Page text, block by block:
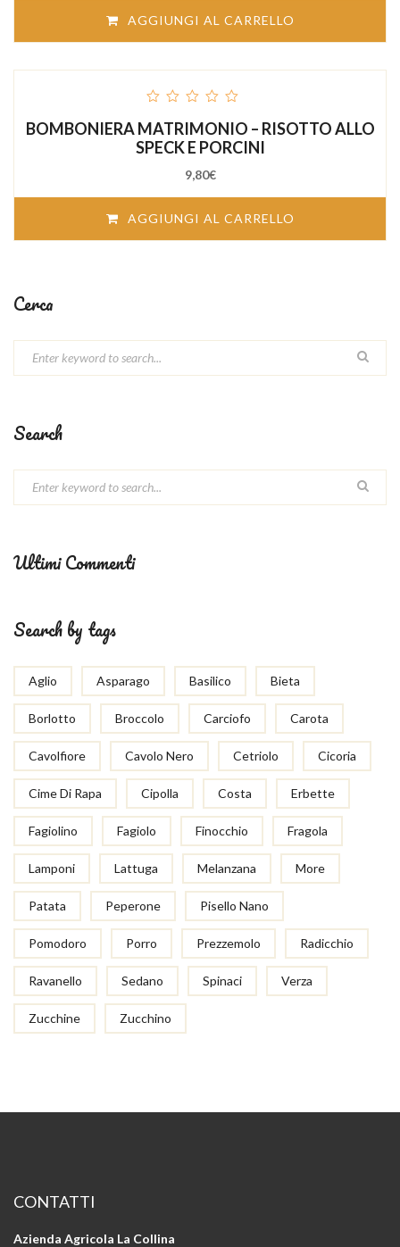
AGGIUNGI AL CARRELLO
of
5
BOMBONIERA MATRIMONIO – RISOTTO ALLO
SPECK E PORCINI
9,80€
AGGIUNGI AL CARRELLO
Cerca
Search
Ultimi Commenti
Search by tags
Aglio Asparago Basilico Bieta
Borlotto Broccolo Carciofo Carota
Cavolfiore Cavolo Nero Cetriolo Cicoria
Cime Di Rapa Cipolla Costa Erbette
Fagiolino Fagiolo Finocchio Fragola
Lamponi Lattuga Melanzana More
Patata Peperone Pisello Nano
Pomodoro Porro Prezzemolo Radicchio
Ravanello Sedano Spinaci Verza
Zucchine Zucchino
CONTATTI
Azienda Agricola La Collina